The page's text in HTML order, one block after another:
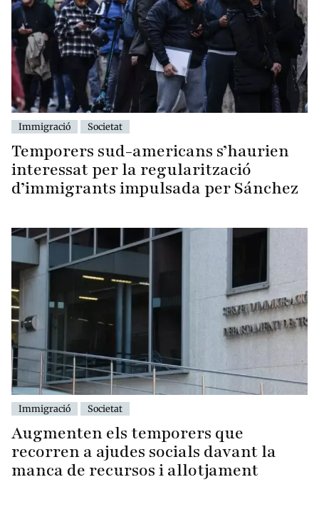
Immigració Societat
Temporers sud-americans s’haurien
interessat per la regularització
d’immigrants impulsada per Sánchez
Immigració Societat
Augmenten els temporers que
recorren a ajudes socials davant la
manca de recursos i allotjament